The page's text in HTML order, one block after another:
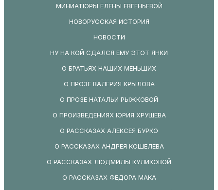
МИНИАТЮРЫ ЕЛЕНЫ ЕВГЕНЬЕВОЙ
НОВОРУССКАЯ ИСТОРИЯ
НОВОСТИ
НУ НА КОЙ СДАЛСЯ ЕМУ ЭТОТ ЯНКИ
О БРАТЬЯХ НАШИХ МЕНЬШИХ
О ПРОЗЕ ВАЛЕРИЯ КРЫЛОВА
О ПРОЗЕ НАТАЛЬИ РЫЖКОВОЙ
О ПРОИЗВЕДЕНИЯХ ЮРИЯ ХРУЩЕВА
О РАССКАЗАХ АЛЕКСЕЯ БУРКО
О РАССКАЗАХ АНДРЕЯ КОШЕЛЕВА
О РАССКАЗАХ ЛЮДМИЛЫ КУЛИКОВОЙ
О РАССКАЗАХ ФЕДОРА МАКА